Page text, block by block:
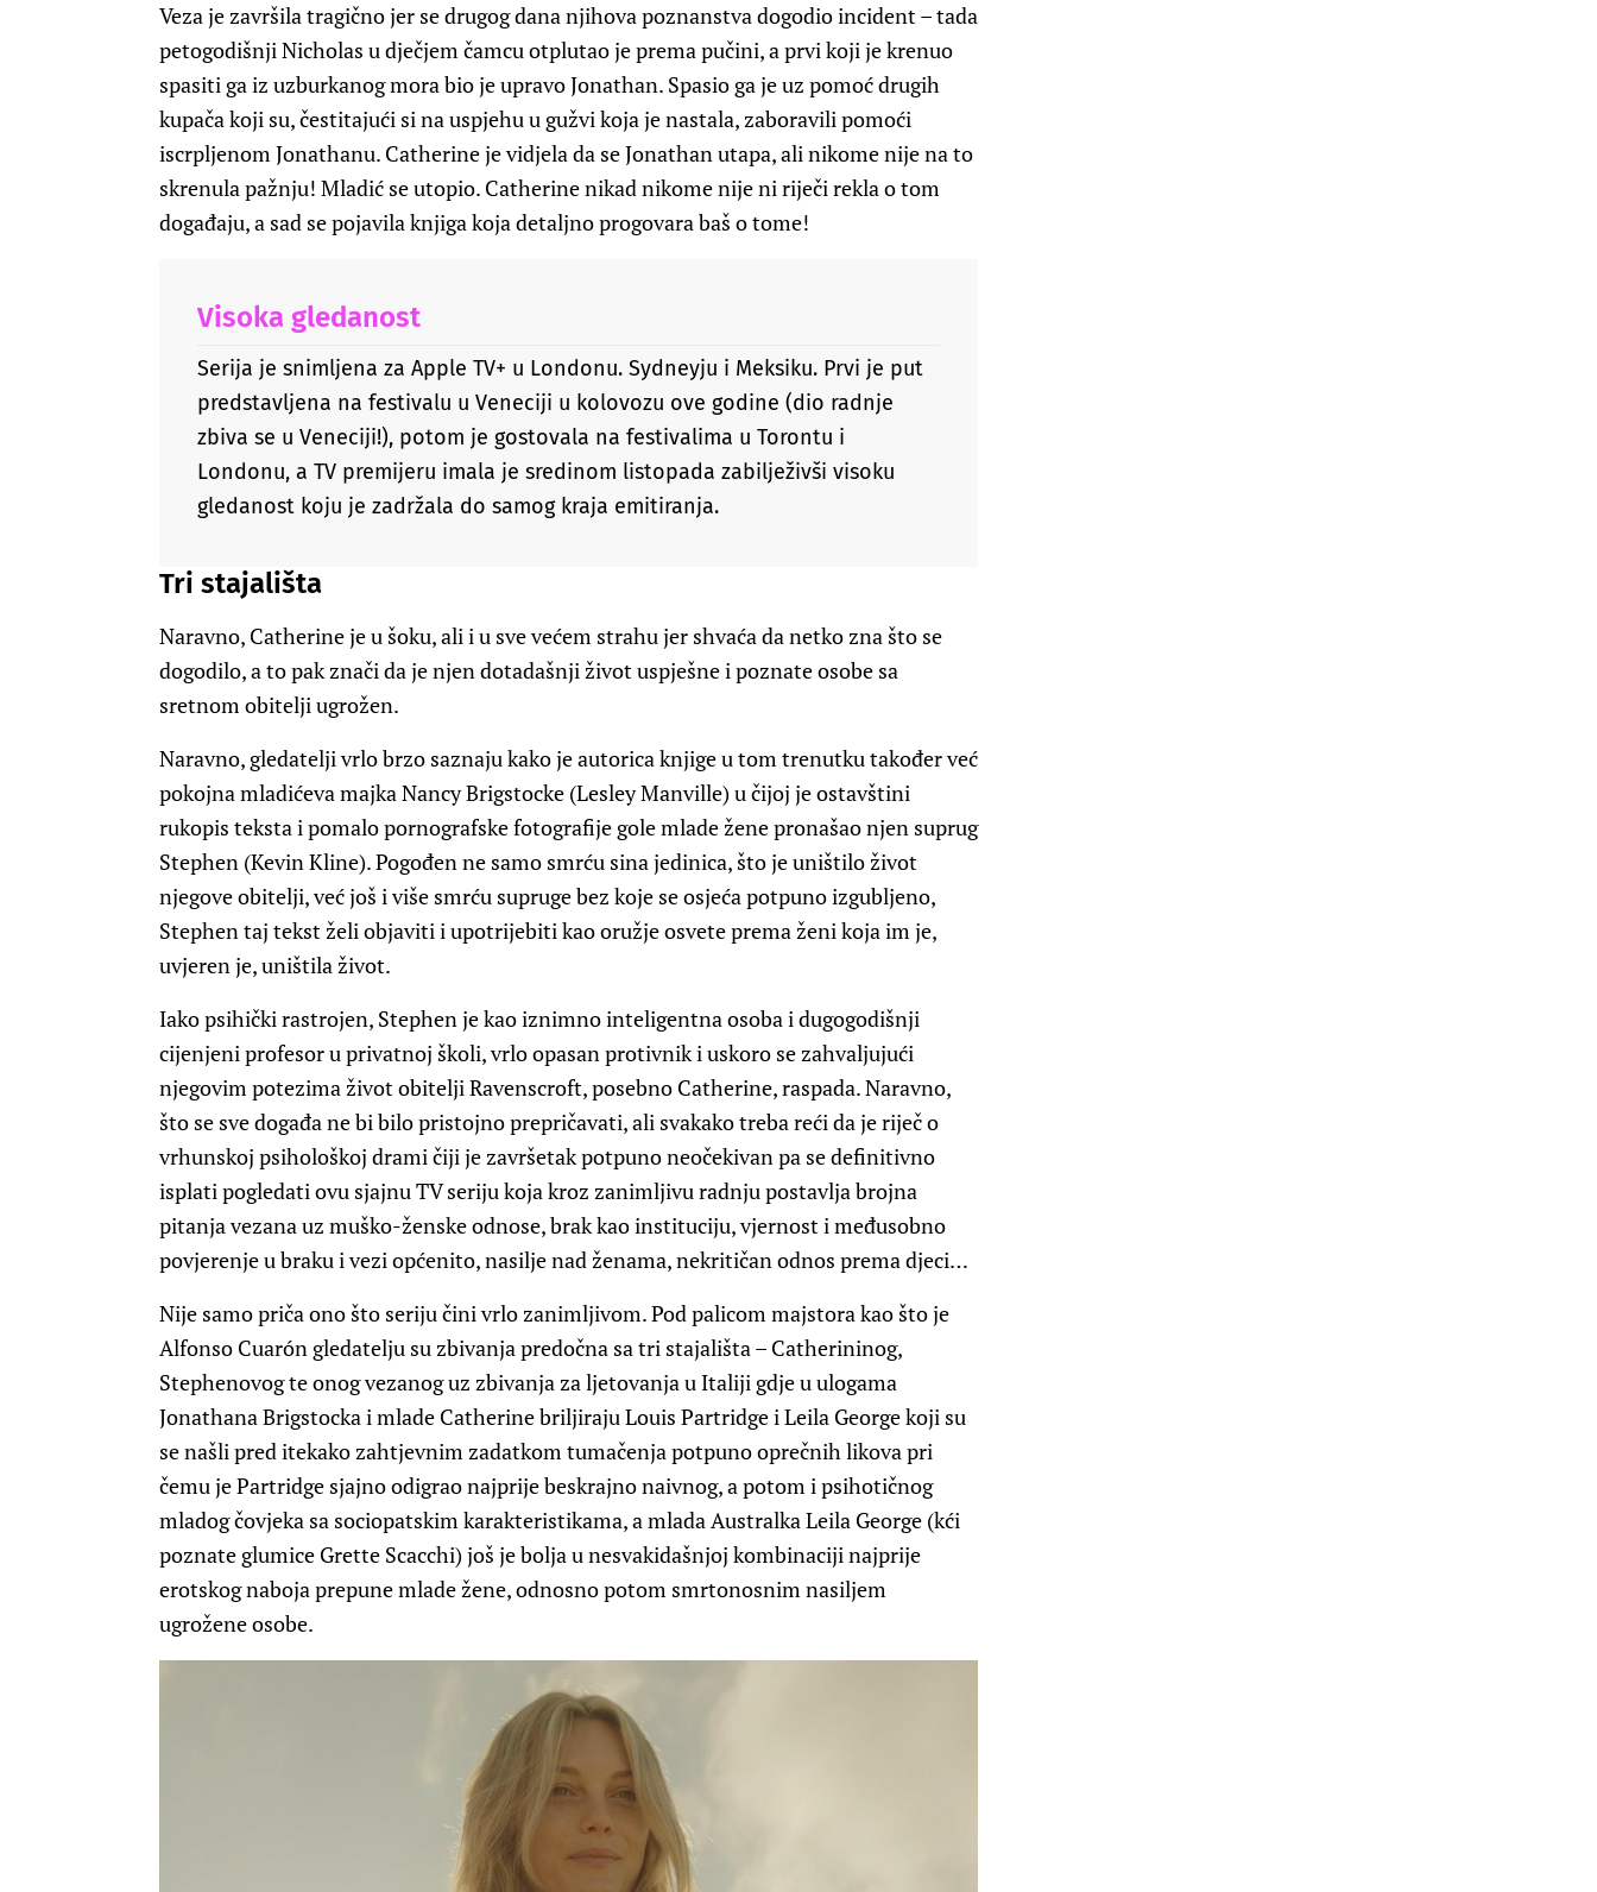
Veza je završila tragično jer se drugog dana njihova poznanstva dogodio incident – tada
petogodišnji Nicholas u dječjem čamcu otplutao je prema pučini, a prvi koji je krenuo
spasiti ga iz uzburkanog mora bio je upravo Jonathan. Spasio ga je uz pomoć drugih
kupača koji su, čestitajući si na uspjehu u gužvi koja je nastala, zaboravili pomoći
iscrpljenom Jonathanu. Catherine je vidjela da se Jonathan utapa, ali nikome nije na to
skrenula pažnju! Mladić se utopio. Catherine nikad nikome nije ni riječi rekla o tom
događaju, a sad se pojavila knjiga koja detaljno progovara baš o tome!
Visoka gledanost
Serija je snimljena za Apple TV+ u Londonu. Sydneyju i Meksiku. Prvi je put
predstavljena na festivalu u Veneciji u kolovozu ove godine (dio radnje
zbiva se u Veneciji!), potom je gostovala na festivalima u Torontu i
Londonu, a TV premijeru imala je sredinom listopada zabilježivši visoku
gledanost koju je zadržala do samog kraja emitiranja.
Tri stajališta
Naravno, Catherine je u šoku, ali i u sve većem strahu jer shvaća da netko zna što se
dogodilo, a to pak znači da je njen dotadašnji život uspješne i poznate osobe sa
sretnom obitelji ugrožen.
Naravno, gledatelji vrlo brzo saznaju kako je autorica knjige u tom trenutku također već
pokojna mladićeva majka Nancy Brigstocke (Lesley Manville) u čijoj je ostavštini
rukopis teksta i pomalo pornografske fotografije gole mlade žene pronašao njen suprug
Stephen (Kevin Kline). Pogođen ne samo smrću sina jedinica, što je uništilo život
njegove obitelji, već još i više smrću supruge bez koje se osjeća potpuno izgubljeno,
Stephen taj tekst želi objaviti i upotrijebiti kao oružje osvete prema ženi koja im je,
uvjeren je, uništila život.
Iako psihički rastrojen, Stephen je kao iznimno inteligentna osoba i dugogodišnji
cijenjeni profesor u privatnoj školi, vrlo opasan protivnik i uskoro se zahvaljujući
njegovim potezima život obitelji Ravenscroft, posebno Catherine, raspada. Naravno,
što se sve događa ne bi bilo pristojno prepričavati, ali svakako treba reći da je riječ o
vrhunskoj psihološkoj drami čiji je završetak potpuno neočekivan pa se definitivno
isplati pogledati ovu sjajnu TV seriju koja kroz zanimljivu radnju postavlja brojna
pitanja vezana uz muško-ženske odnose, brak kao instituciju, vjernost i međusobno
povjerenje u braku i vezi općenito, nasilje nad ženama, nekritičan odnos prema djeci…
Nije samo priča ono što seriju čini vrlo zanimljivom. Pod palicom majstora kao što je
Alfonso Cuarón gledatelju su zbivanja predočna sa tri stajališta – Catherininog,
Stephenovog te onog vezanog uz zbivanja za ljetovanja u Italiji gdje u ulogama
Jonathana Brigstocka i mlade Catherine briljiraju Louis Partridge i Leila George koji su
se našli pred itekako zahtjevnim zadatkom tumačenja potpuno oprečnih likova pri
čemu je Partridge sjajno odigrao najprije beskrajno naivnog, a potom i psihotičnog
mladog čovjeka sa sociopatskim karakteristikama, a mlada Australka Leila George (kći
poznate glumice Grette Scacchi) još je bolja u nesvakidašnjoj kombinaciji najprije
erotskog naboja prepune mlade žene, odnosno potom smrtonosnim nasiljem
ugrožene osobe.